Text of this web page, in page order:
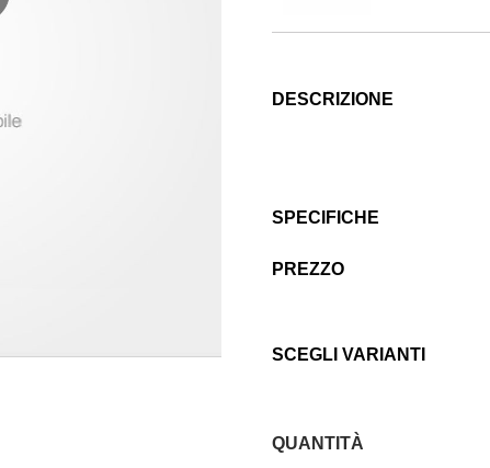
DESCRIZIONE
SPECIFICHE
PREZZO
SCEGLI VARIANTI
QUANTITÀ
C